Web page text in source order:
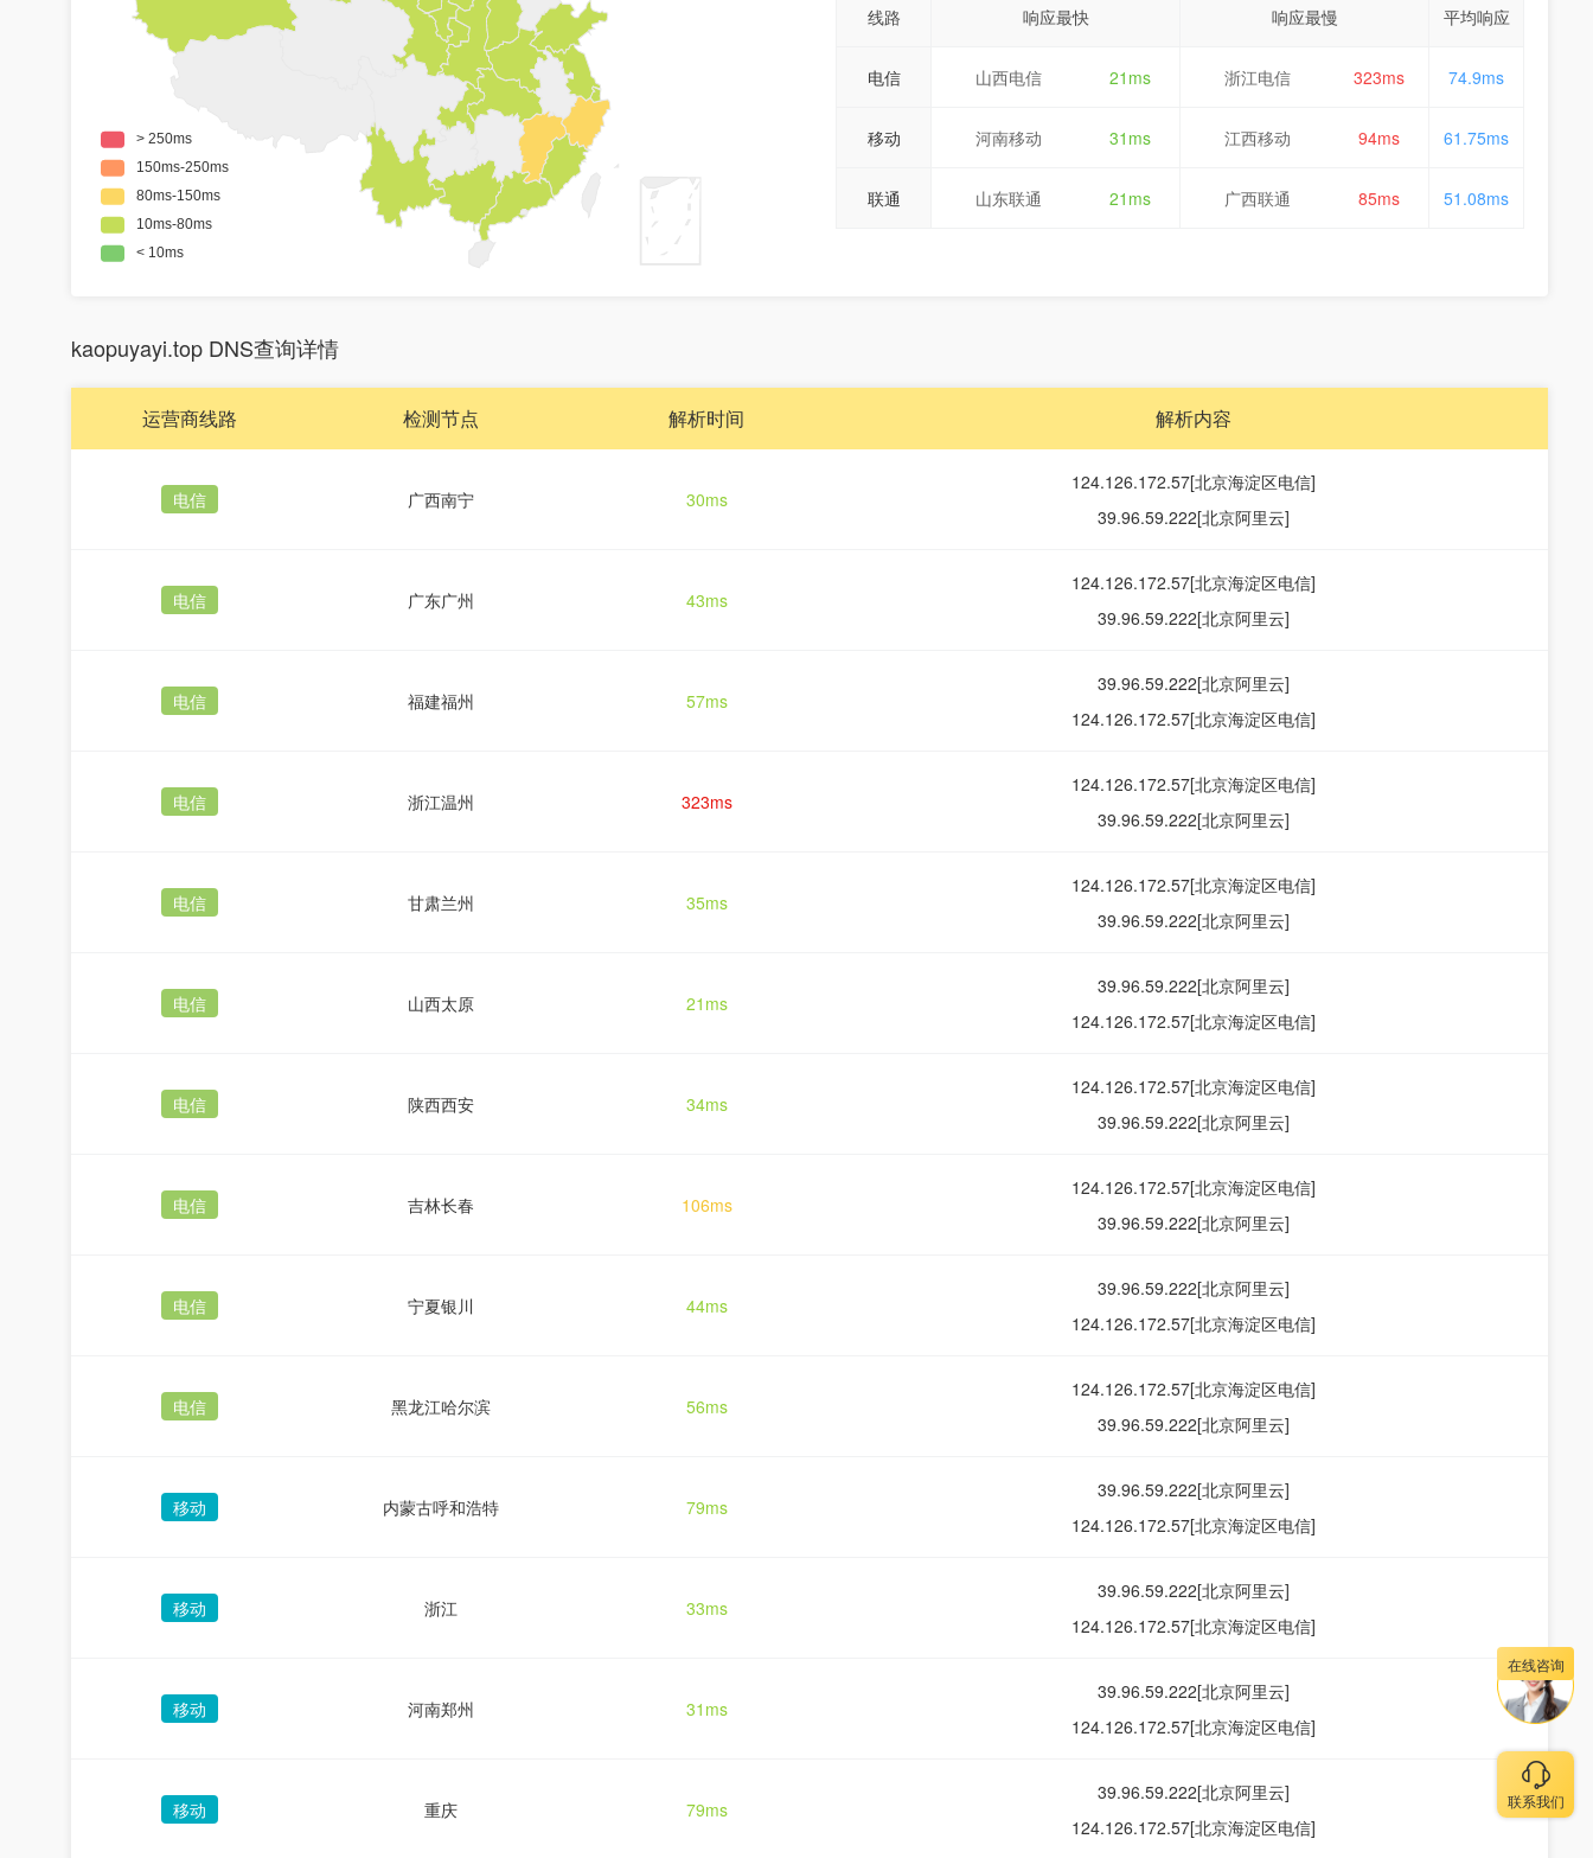
线路 响应最快 响应最慢 平均响应
电信 山西电信 21ms 浙江电信 323ms 74.9ms
移动 河南移动 31ms 江西移动 94ms 61.75ms
联通 山东联通 21ms 广西联通 85ms 51.08ms
kaopuyayi.top DNS查询详情
运营商线路 检测节点 解析时间 解析内容
电信 广西南宁 30ms
124.126.172.57[北京海淀区电信]
39.96.59.222[北京阿里云]
电信 广东广州 43ms
124.126.172.57[北京海淀区电信]
39.96.59.222[北京阿里云]
电信 福建福州 57ms
39.96.59.222[北京阿里云]
124.126.172.57[北京海淀区电信]
电信 浙江温州 323ms
124.126.172.57[北京海淀区电信]
39.96.59.222[北京阿里云]
电信 甘肃兰州 35ms
124.126.172.57[北京海淀区电信]
39.96.59.222[北京阿里云]
电信 山西太原 21ms
39.96.59.222[北京阿里云]
124.126.172.57[北京海淀区电信]
电信 陕西西安 34ms
124.126.172.57[北京海淀区电信]
39.96.59.222[北京阿里云]
电信 吉林长春 106ms
124.126.172.57[北京海淀区电信]
39.96.59.222[北京阿里云]
电信 宁夏银川 44ms
39.96.59.222[北京阿里云]
124.126.172.57[北京海淀区电信]
电信 黑龙江哈尔滨 56ms
124.126.172.57[北京海淀区电信]
39.96.59.222[北京阿里云]
移动 内蒙古呼和浩特 79ms
39.96.59.222[北京阿里云]
124.126.172.57[北京海淀区电信]
移动 浙江 33ms
39.96.59.222[北京阿里云]
124.126.172.57[北京海淀区电信]
移动 河南郑州 31ms
39.96.59.222[北京阿里云]
124.126.172.57[北京海淀区电信]
移动 重庆 79ms
39.96.59.222[北京阿里云]
124.126.172.57[北京海淀区电信]
在线咨询
联系我们